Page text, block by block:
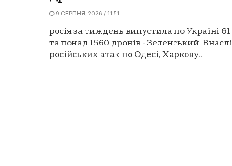
9 СЕРПНЯ, 2026 / 11:51
росія за тиждень випустила по Україні 61
та понад 1560 дронів - Зеленський.
російських атак по Одесі, Харкову...